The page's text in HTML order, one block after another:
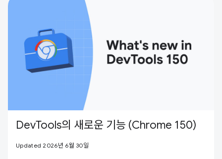
DevTools의 새로운 기능 (Chrome 150)
Updated 2026년 6월 30일